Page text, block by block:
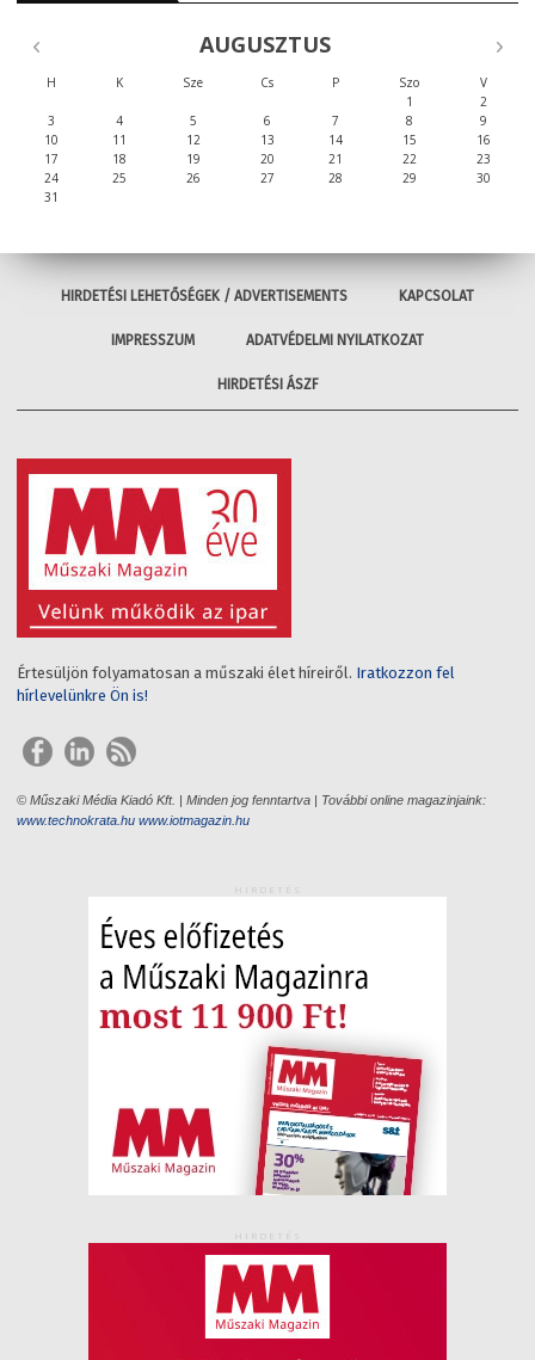
AUGUSZTUS
H K Sze Cs P Szo
V
1
2
3
4 5 6 7 8
9
10
11 12 13 14 15
16
17
18 19 20 21 22
23
24
25 26 27 28 29
30
31
HIRDETÉSI LEHETŐSÉGEK / ADVERTISEMENTS KAPCSOLAT
IMPRESSZUM ADATVÉDELMI NYILATKOZAT
HIRDETÉSI ÁSZF
Értesüljön folyamatosan a műszaki élet híreiről. Iratkozzon fel
hírlevelünkre Ön is!
© Műszaki Média Kiadó Kft. | Minden jog fenntartva | További online magazinjaink:
www.technokrata.hu www.iotmagazin.hu
HIRDETÉS
HIRDETÉS